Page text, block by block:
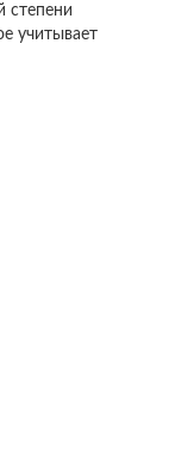
степени
учитывает